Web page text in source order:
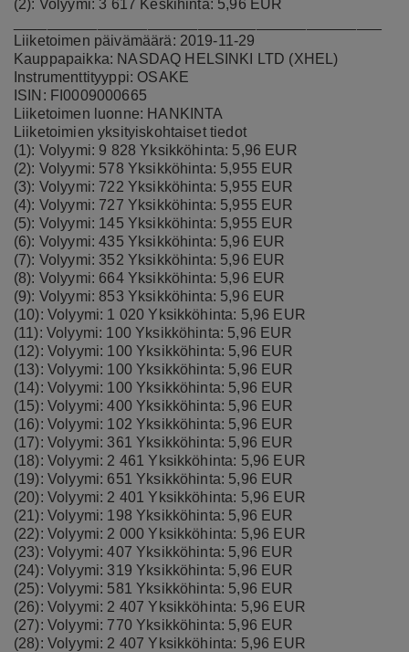
(2): Volyymi: 3 617 Keskihinta: 5,96 EUR
Liiketoimen päivämäärä: 2019-11-29
Kauppapaikka: NASDAQ HELSINKI LTD (XHEL)
Instrumenttityyppi: OSAKE
ISIN: FI0009000665
Liiketoimen luonne: HANKINTA
Liiketoimien yksityiskohtaiset tiedot
(1): Volyymi: 9 828 Yksikköhinta: 5,96 EUR
(2): Volyymi: 578 Yksikköhinta: 5,955 EUR
(3): Volyymi: 722 Yksikköhinta: 5,955 EUR
(4): Volyymi: 727 Yksikköhinta: 5,955 EUR
(5): Volyymi: 145 Yksikköhinta: 5,955 EUR
(6): Volyymi: 435 Yksikköhinta: 5,96 EUR
(7): Volyymi: 352 Yksikköhinta: 5,96 EUR
(8): Volyymi: 664 Yksikköhinta: 5,96 EUR
(9): Volyymi: 853 Yksikköhinta: 5,96 EUR
(10): Volyymi: 1 020 Yksikköhinta: 5,96 EUR
(11): Volyymi: 100 Yksikköhinta: 5,96 EUR
(12): Volyymi: 100 Yksikköhinta: 5,96 EUR
(13): Volyymi: 100 Yksikköhinta: 5,96 EUR
(14): Volyymi: 100 Yksikköhinta: 5,96 EUR
(15): Volyymi: 400 Yksikköhinta: 5,96 EUR
(16): Volyymi: 102 Yksikköhinta: 5,96 EUR
(17): Volyymi: 361 Yksikköhinta: 5,96 EUR
(18): Volyymi: 2 461 Yksikköhinta: 5,96 EUR
(19): Volyymi: 651 Yksikköhinta: 5,96 EUR
(20): Volyymi: 2 401 Yksikköhinta: 5,96 EUR
(21): Volyymi: 198 Yksikköhinta: 5,96 EUR
(22): Volyymi: 2 000 Yksikköhinta: 5,96 EUR
(23): Volyymi: 407 Yksikköhinta: 5,96 EUR
(24): Volyymi: 319 Yksikköhinta: 5,96 EUR
(25): Volyymi: 581 Yksikköhinta: 5,96 EUR
(26): Volyymi: 2 407 Yksikköhinta: 5,96 EUR
(27): Volyymi: 770 Yksikköhinta: 5,96 EUR
(28): Volyymi: 2 407 Yksikköhinta: 5,96 EUR